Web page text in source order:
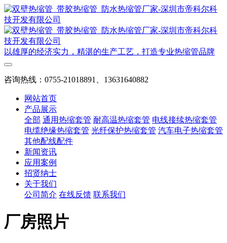
以雄厚的经济实力，精湛的生产工艺，打造专业热缩管品牌
咨询热线：0755-21018891、13631640882
网站首页
产品展示
全部 通用热缩套管 耐高温热缩套管 电线接续热缩套管
电缆绝缘热缩套管 光纤保护热缩套管 汽车电子热缩套管
其他配线配件
新闻资讯
应用案例
招贤纳士
关于我们
公司简介 在线反馈 联系我们
厂房照片